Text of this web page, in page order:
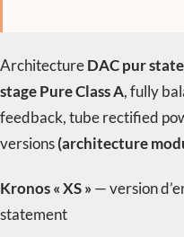
ArchitectureDAC pur
stage Pure Class A, fully
feedback, tube rectified
versions(architecture
Kronos « XS »— version
statement